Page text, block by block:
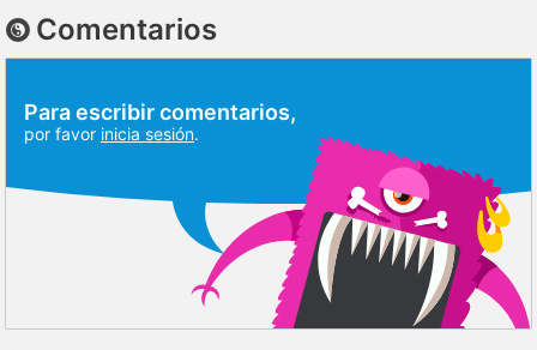
Comentarios
Para escribir comentarios,
por favor inicia sesión.